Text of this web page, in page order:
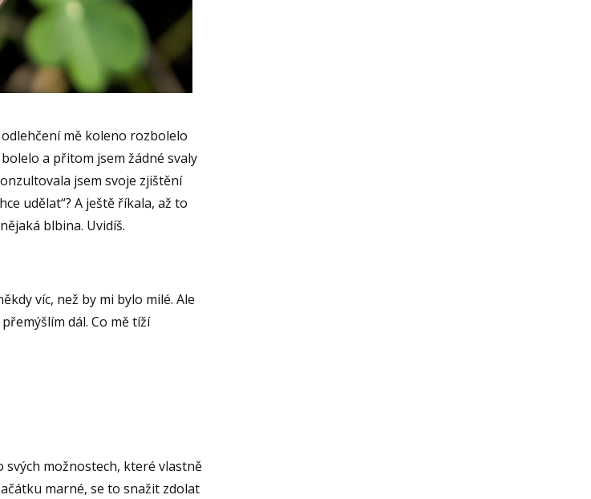
mě koleno rozbolelo
a přitom jsem žádné svaly
jsem svoje zjištění
udělat“? A ještě říkala, až to
blbina. Uvidíš.
víc, než by mi bylo milé. Ale
dál. Co mě tíží
možnostech, které vlastně
marné, se to snažit zdolat